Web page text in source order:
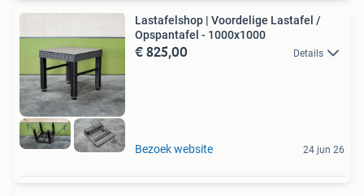
Lastafelshop | Voordelige Lastafel /
Opspantafel - 1000x1000
€ 825,00 Details
Bezoek website 24 jun 26